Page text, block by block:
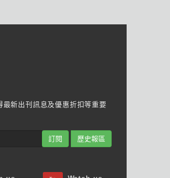
最新出刊訊息及優惠折扣等重要
訂閱 歷史報區